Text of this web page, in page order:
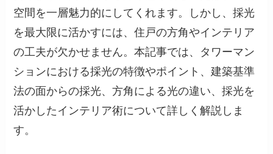
空間を一層魅力的にしてくれます。しかし、採光
を最大限に活かすには、住戸の方角やインテリア
の工夫が欠かせません。本記事では、タワーマン
ションにおける採光の特徴やポイント、建築基準
法の面からの採光、方角による光の違い、採光を
活かしたインテリア術について詳しく解説しま
す。